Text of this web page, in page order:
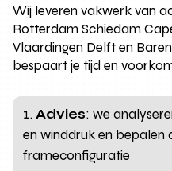
Wij leveren vakwerk van
Rotterdam Schiedam
Vlaardingen Delft en
bespaart je tijd en
Advies: we
en winddruk en bepalen
frameconfiguratie